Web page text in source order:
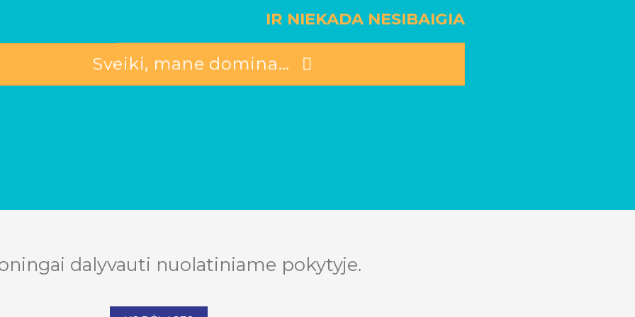
IR NIEKADA NESIBAIGIA
Sveiki, mane domina…
dalyvauti nuolatiniame pokytyje.